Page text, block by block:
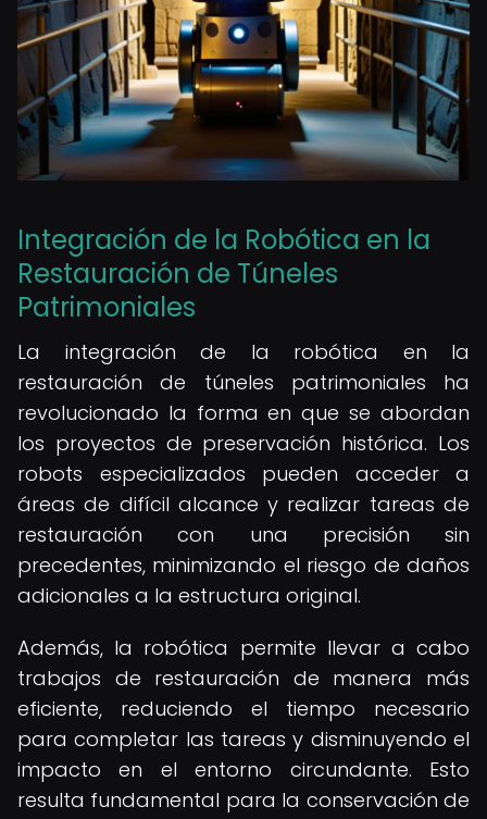
Integración de la Robótica en la
Restauración de Túneles
Patrimoniales
La integración de la robótica en la
restauración de túneles patrimoniales ha
revolucionado la forma en que se abordan
los proyectos de preservación histórica. Los
robots especializados pueden acceder a
áreas de difícil alcance y realizar tareas de
restauración con una precisión sin
precedentes, minimizando el riesgo de daños
adicionales a la estructura original.
Además, la robótica permite llevar a cabo
trabajos de restauración de manera más
eficiente, reduciendo el tiempo necesario
para completar las tareas y disminuyendo el
impacto en el entorno circundante. Esto
resulta fundamental para la conservación de